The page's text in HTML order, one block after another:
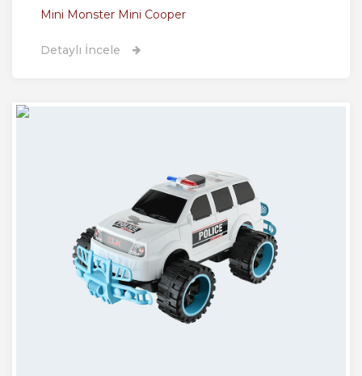
Mini Monster Mini Cooper
Detaylı İncele